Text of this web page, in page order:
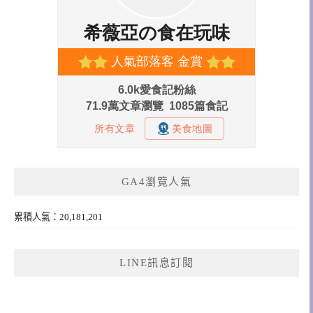
GA4瀏覽人氣
累積人氣：20,181,201
LINE訊息訂閱